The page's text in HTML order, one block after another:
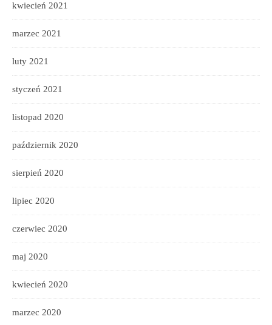
kwiecień 2021
marzec 2021
luty 2021
styczeń 2021
listopad 2020
październik 2020
sierpień 2020
lipiec 2020
czerwiec 2020
maj 2020
kwiecień 2020
marzec 2020